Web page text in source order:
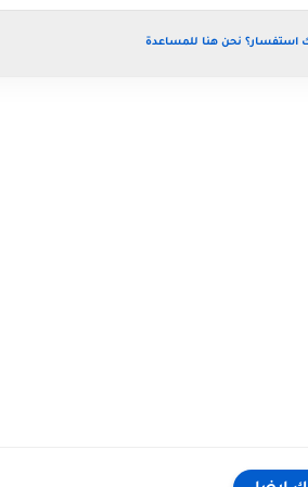
استفسار؟ نحن هنا للمساعدة